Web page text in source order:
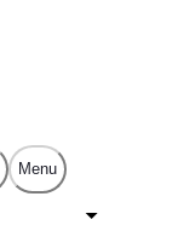
Menu